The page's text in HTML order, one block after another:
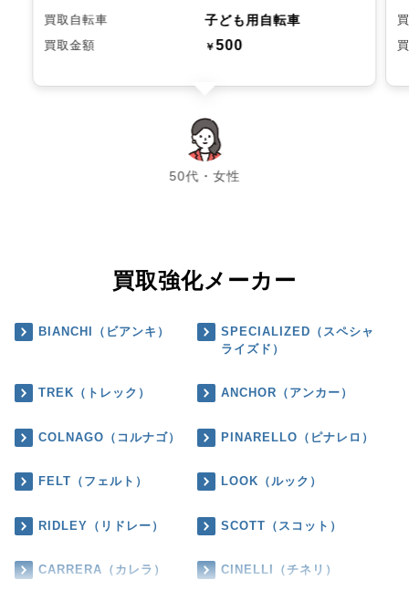
買取自転車 子ども用自転車
買取金額 ￥500
50代・女性
chevron_left chevron_right
買取強化メーカー
BIANCHI（ビアンキ）
SPECIALIZED（スペシャ
ライズド）
TREK（トレック） ANCHOR（アンカー）
COLNAGO（コルナゴ） PINARELLO（ピナレロ）
FELT（フェルト） LOOK（ルック）
RIDLEY（リドレー） SCOTT（スコット）
CARRERA（カレラ） CINELLI（チネリ）